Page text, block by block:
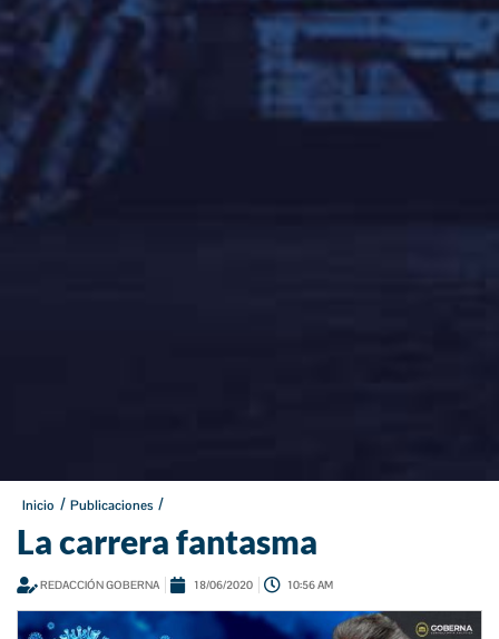
Inicio / Publicaciones /
La carrera fantasma
REDACCIÓN GOBERNA 18/06/2020 10:56 AM